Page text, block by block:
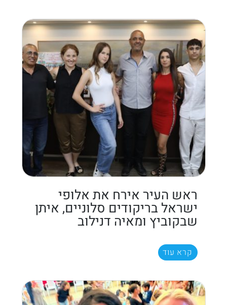
ראש העיר אירח את אלופי
ישראל בריקודים סלוניים, איתן
שבקוביץ ומאיה דנילוב
קרא עוד